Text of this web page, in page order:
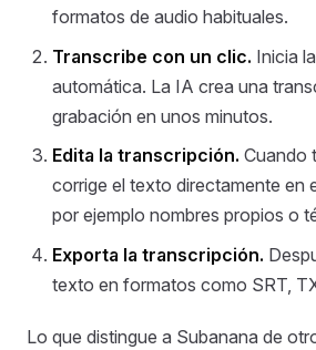
formatos de audio habituales.
Transcribe con un clic. Inicia
automática. La IA crea una
grabación en unos minutos.
Edita la transcripción. Cuando
corrige el texto directamente en
por ejemplo nombres propios o
Exporta la transcripción.
texto en formatos como SRT,
Lo que distingue a Subanana de